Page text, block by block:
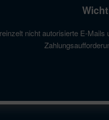
nicht autorisierte E-